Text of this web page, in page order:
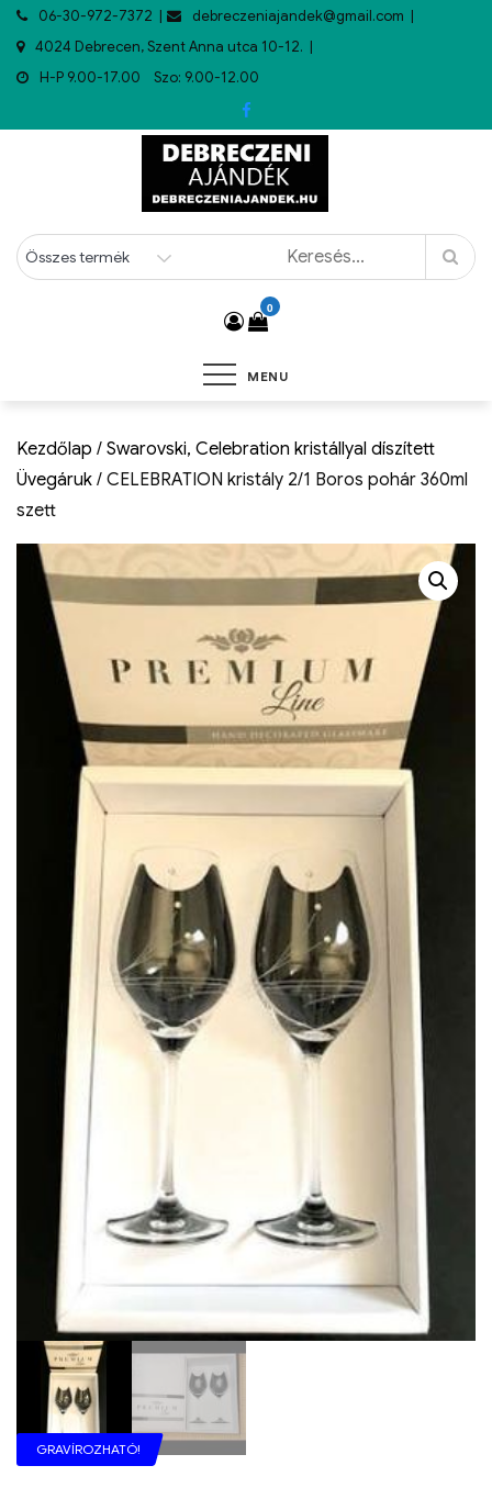
06-30-972-7372
debreczeniajandek@gmail.com
4024 Debrecen, Szent Anna utca 10-12.
H-P 9.00-17.00 Szo: 9.00-12.00
0
MENU
Kezdőlap / Swarovski, Celebration kristállyal díszített
Üvegáruk / CELEBRATION kristály 2/1 Boros pohár 360ml
szett
GRAVÍROZHATÓ!